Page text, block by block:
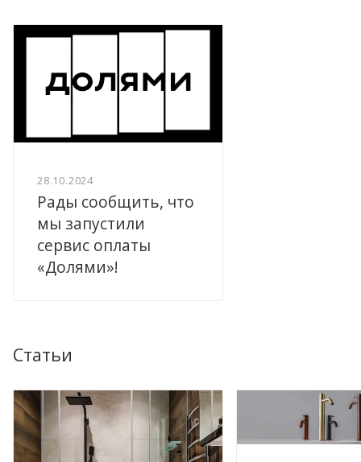
28.10.2024
Рады сообщить, что
мы запустили
сервис оплаты
«Долями»!
Статьи